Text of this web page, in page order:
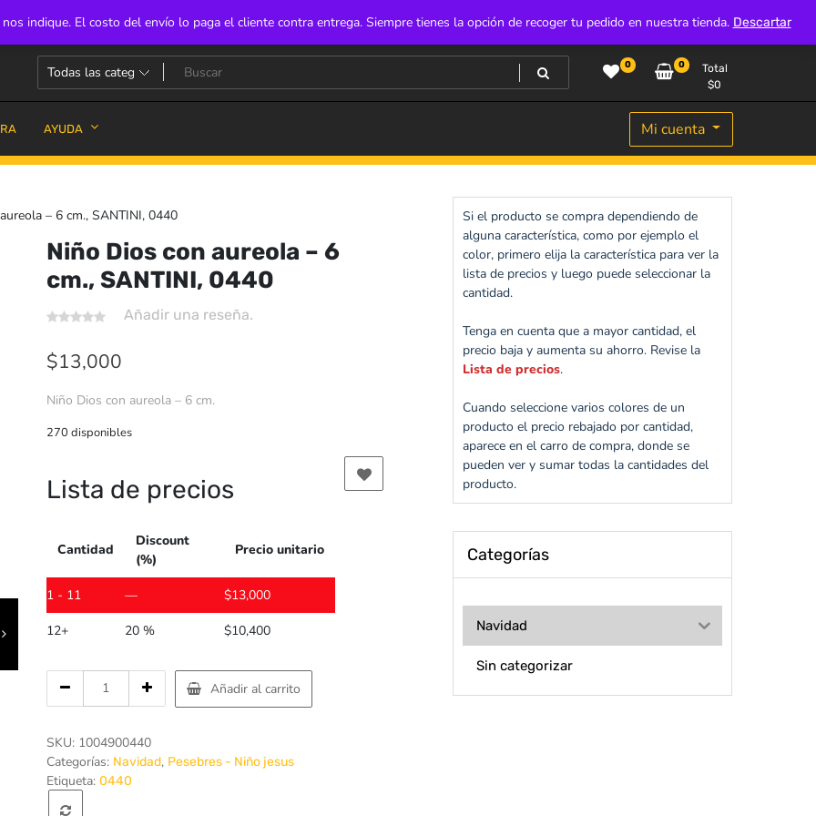
indique. El costo del envío lo paga el cliente contra entrega. Siempre tienes la opción de recoger tu pedido en nuestra tienda. Descartar
0 0
Total
$0
AYUDA Mi cuenta
– 6 cm., SANTINI, 0440
Niño Dios con aureola – 6
cm., SANTINI, 0440
Añadir una reseña.
$13,000
Niño Dios con aureola – 6 cm.
270 disponibles
Lista de precios
Cantidad
Discount
(%)
Precio unitario
1 - 11 — $13,000
12+ 20 % $10,400
Dios
con
aureola
-
Añadir al carrito
SKU: 1004900440
Categorías: Navidad, Pesebres - Niño jesus
Etiqueta:0440
Si el producto se compra dependiendo de
alguna característica, como por ejemplo el
color, primero elija la característica para ver la
lista de precios y luego puede seleccionar la
cantidad.
Tenga en cuenta que a mayor cantidad, el
precio baja y aumenta su ahorro. Revise la
Lista de precios.
Cuando seleccione varios colores de un
producto el precio rebajado por cantidad,
aparece en el carro de compra, donde se
pueden ver y sumar todas la cantidades del
producto.
Categorías
Navidad
Sin categorizar